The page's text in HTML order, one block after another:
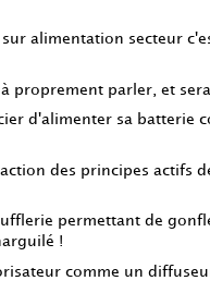
alimentation secteur
proprement parler, et
d'alimenter sa batterie
des principes actifs
permettant de
!
comme un